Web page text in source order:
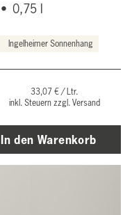
• 0,75 l
Ingelheimer Sonnenhang
33,07 € / Ltr.
inkl. Steuern zzgl. Versand
In den Warenkorb